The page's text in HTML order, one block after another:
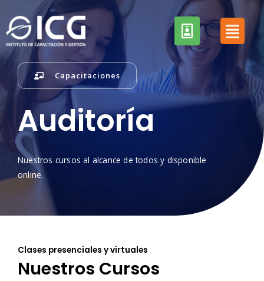
content
Capacitaciones
Auditoría
Nuestros cursos al alcance de todos y disponible
online.
Clases presenciales y virtuales
Nuestros Cursos